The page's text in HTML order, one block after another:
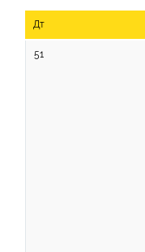
Дт
51